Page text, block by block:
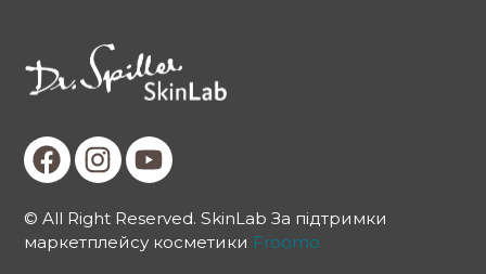
© All Right Reserved. SkinLab За підтримки
маркетплейсу косметики Froomo